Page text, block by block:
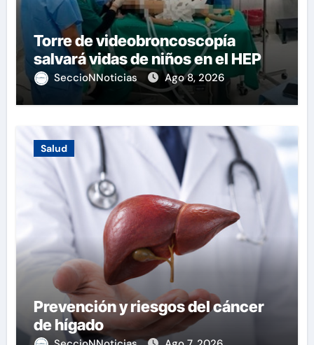
Torre de videobroncoscopía
salvará vidas de niños en el HEP
SeccioNNoticias Ago 8, 2026
Salud
Prevención y riesgos del cáncer
de hígado